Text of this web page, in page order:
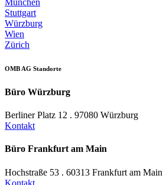
Stuttgart
Würzburg
Wien
Zürich
OMB AG Standorte
Büro Würzburg
Berliner Platz 12 . 97080 Würzburg
Kontakt
Büro Frankfurt am Main
Hochstraße 53 . 60313 Frankfurt am Main
Kontakt